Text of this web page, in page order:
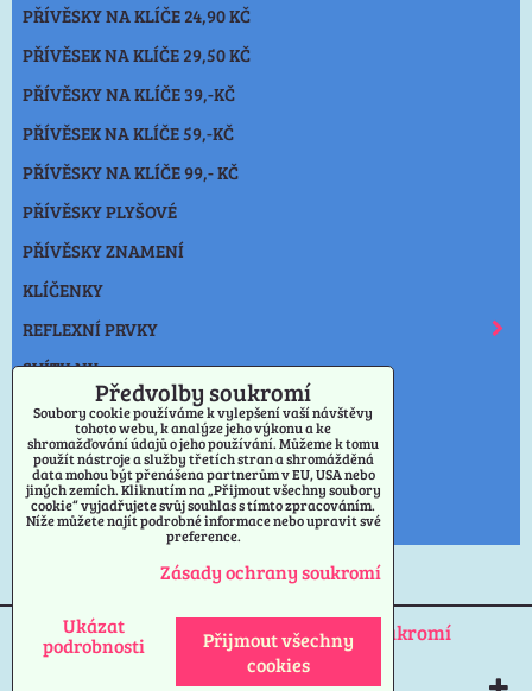
PŘÍVĚSKY NA KLÍČE 24,90 KČ
PŘÍVĚSEK NA KLÍČE 29,50 KČ
PŘÍVĚSKY NA KLÍČE 39,-KČ
PŘÍVĚSEK NA KLÍČE 59,-KČ
PŘÍVĚSKY NA KLÍČE 99,- KČ
PŘÍVĚSKY PLYŠOVÉ
PŘÍVĚSKY ZNAMENÍ
KLÍČENKY
REFLEXNÍ PRVKY
SVÍTILNY
NOŽE
OSTATNÍ
VÝPRODEJ PŘÍVĚSKY
PRAHA
Předvolby soukromí Zásady ochrany soukromí
Předvolby soukromí
Soubory cookie používáme k vylepšení vaší návštěvy
tohoto webu, k analýze jeho výkonu a ke
shromažďování údajů o jeho používání. Můžeme k tomu
použít nástroje a služby třetích stran a shromážděná
data mohou být přenášena partnerům v EU, USA nebo
jiných zemích. Kliknutím na „Přijmout všechny soubory
cookie“ vyjadřujete svůj souhlas s tímto zpracováním.
Níže můžete najít podrobné informace nebo upravit své
preference.
Zásady ochrany soukromí
Ukázat
podrobnosti
Přijmout všechny
cookies